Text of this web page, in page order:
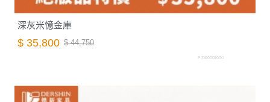
深灰米憶金庫
$ 35,800 $ 44,750
F0100001000